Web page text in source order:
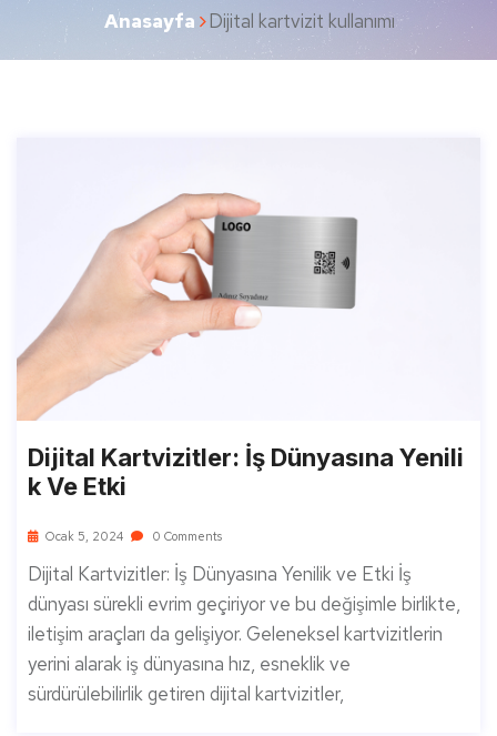
Anasayfa Dijital kartvizit kullanımı
Dijital Kartvizitler: İş Dünyasına Yenili
K Ve Etki
Ocak 5, 2024 0 Comments
Dijital Kartvizitler: İş Dünyasına Yenilik ve Etki İş
dünyası sürekli evrim geçiriyor ve bu değişimle birlikte,
iletişim araçları da gelişiyor. Geleneksel kartvizitlerin
yerini alarak iş dünyasına hız, esneklik ve
sürdürülebilirlik getiren dijital kartvizitler,